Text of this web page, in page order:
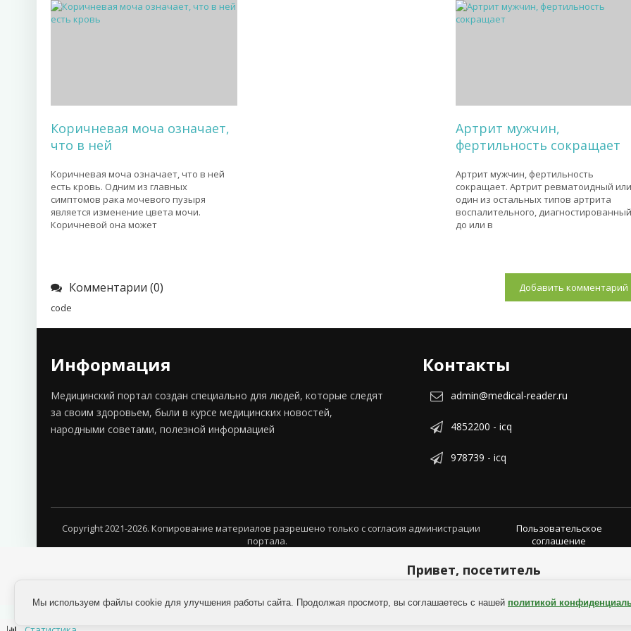
Коричневая моча означает,
что в ней
Коричневая моча означает, что в ней
есть кровь. Одним из главных
симптомов рака мочевого пузыря
является изменение цвета мочи.
Коричневой она может
Артрит мужчин,
фертильность сокращает
Артрит мужчин, фертильность
сокращает. Артрит ревматоидный
один из остальных типов артрита
воспалительного,
до или в
Комментарии (0)
Добавить комментарий
code
Информация
Медицинский портал создан специально для людей, которые следят
за своим здоровьем, были в курсе медицинских новостей,
народными советами, полезной информацией
Контакты
admin@medical-reader.ru
4852200 - icq
978739 - icq
Copyright 2021-2026. Копирование материалов разрешено только с согласия администрации
портала.
Пользовательское
соглашение
Привет, посетитель
Мы используем файлы cookie для улучшения работы сайта. Продолжая просмотр, вы соглашаетесь с нашей политикой